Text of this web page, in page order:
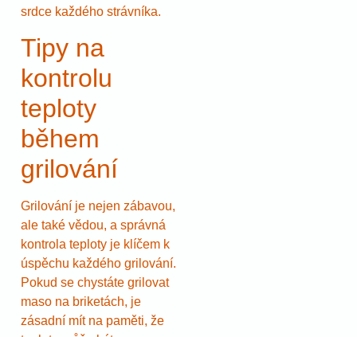
srdce každého strávníka.
Tipy na
kontrolu
teploty
během
grilování
Grilování je nejen zábavou,
ale také vědou, a správná
kontrola teploty je klíčem k
úspěchu každého grilování.
Pokud se chystáte grilovat
maso na briketách, je
zásadní mít na paměti, že